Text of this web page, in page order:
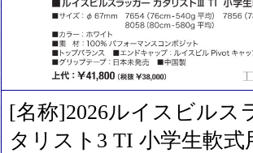
[名称]2026ルイスビルス
タリスト3 TI 小学生軟式